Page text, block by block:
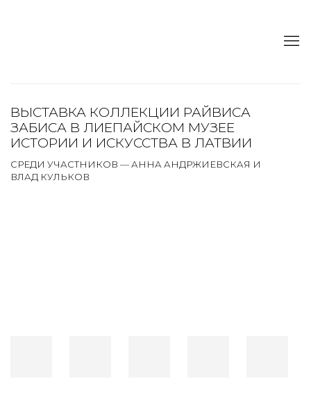
ВЫСТАВКА КОЛЛЕКЦИИ РАЙВИСА
ЗАБИСА В ЛИЕПАЙСКОМ МУЗЕЕ
ИСТОРИИ И ИСКУССТВА В ЛАТВИИ
СРЕДИ УЧАСТНИКОВ — АННА АНДРЖИЕВСКАЯ И
ВЛАД КУЛЬКОВ